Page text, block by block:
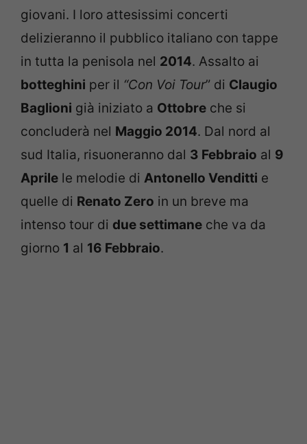
giovani. I loro attesissimi concerti
delizieranno il pubblico italiano con tappe
in tutta la penisola nel 2014. Assalto ai
botteghini per il “Con Voi Tour” di Claugio
Baglioni già iniziato a Ottobre che si
concluderà nel Maggio 2014. Dal nord al
sud Italia, risuoneranno dal 3 Febbraio al 9
Aprile le melodie di Antonello Venditti e
quelle di Renato Zero in un breve ma
intenso tour di due settimane che va da
giorno 1 al 16 Febbraio.